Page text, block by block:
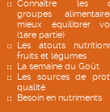
Connaître les
groupes
mieux équilibrer
(1ère partie)
Les atouts
fruits et légumes
La semaine du Goût
Les sources de
qualité
Besoin en nutriments